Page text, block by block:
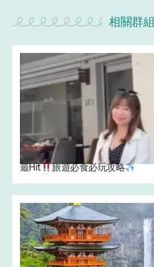
相關群組
最Hit 旅遊必食必玩攻略